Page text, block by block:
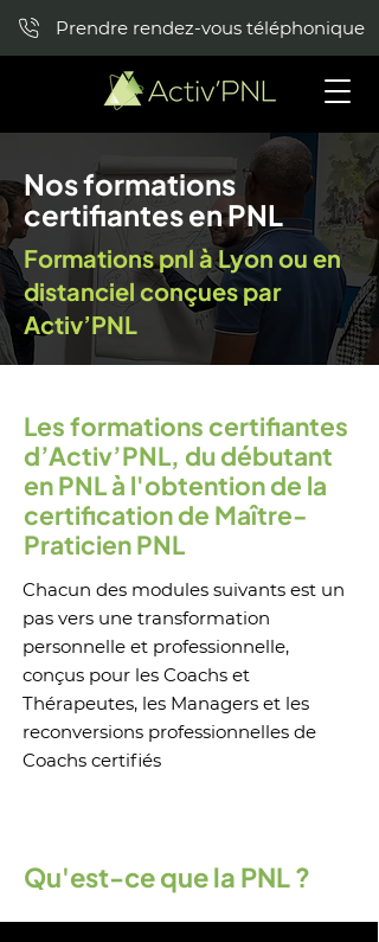
Prendre rendez-vous téléphonique
Nos formations
certifiantes en PNL
Formations pnl à Lyon ou en
distanciel conçues par
Activ’PNL
Les formations certifiantes
d’Activ’PNL, du débutant
en PNL à l'obtention de la
certification de Maître-
Praticien PNL
Chacun des modules suivants est un
pas vers une transformation
personnelle et professionnelle,
conçus pour les Coachs et
Thérapeutes, les Managers et les
reconversions professionnelles de
Coachs certifiés
Qu'est-ce que la PNL ?